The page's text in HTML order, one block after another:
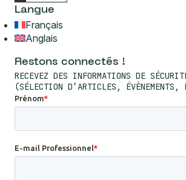
Langue
Français
Anglais
Restons connectés !
RECEVEZ DES INFORMATIONS DE
(SÉLECTION D’ARTICLES, ÉVÈNEMENTS,